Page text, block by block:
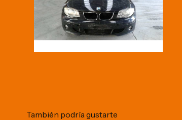
También podría gustarte